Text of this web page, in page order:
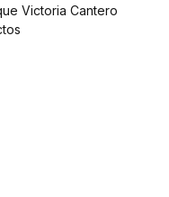
Victoria Cantero